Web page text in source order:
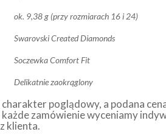
ok. 9,38 g (przy rozmiarach 16 i 24)
Swarovski Created Diamonds
Soczewka Comfort Fit
Delikatnie zaokrąglony
poglądowy, a podana
zamówienie wyceniamy
klienta.